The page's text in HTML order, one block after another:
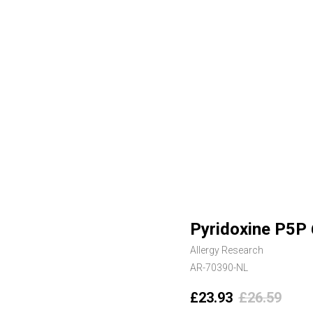
Pyridoxine P5P
Allergy Research
AR-70390-NL
£23.93 £26.59